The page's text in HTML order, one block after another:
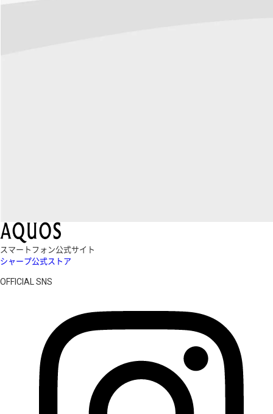
スマートフォン公式サイト
シャープ公式ストア
OFFICIAL SNS